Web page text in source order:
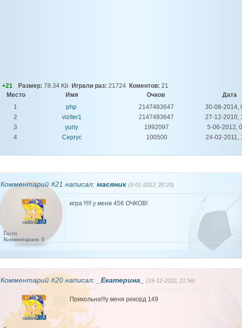
+21 Размер: 78.34 Kb Играли раз: 21724 Коментов: 21
Место
Имя Очков
Дата
1
php 2147483647
30-08-2014,
2
viziter1 2147483647
27-12-2010,
3
yuriy 1992097
5-06-2012,
4
Сергус 100500 24-02-2011,
Комментарий #21 написал: масяник (6-01-2013, 20:20)
Гости
Комментариев: 0
игра !!!!! у меня 456 ОЧКОВ!
Комментарий #20 написал: _Екатерина_ (19-12-2012, 21:56)
Прикольна!!!у меня рекорд 149